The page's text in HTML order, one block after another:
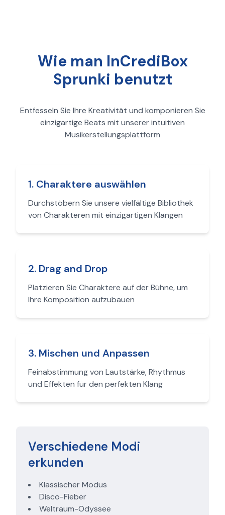
Wie man InCrediBox
Sprunki benutzt
Entfesseln Sie Ihre Kreativität und komponieren Sie
einzigartige Beats mit unserer intuitiven
Musikerstellungsplattform
1. Charaktere auswählen
Durchstöbern Sie unsere vielfältige Bibliothek
von Charakteren mit einzigartigen Klängen
2. Drag and Drop
Platzieren Sie Charaktere auf der Bühne, um
Ihre Komposition aufzubauen
3. Mischen und Anpassen
Feinabstimmung von Lautstärke, Rhythmus
und Effekten für den perfekten Klang
Verschiedene Modi
erkunden
Klassischer Modus
Disco-Fieber
Weltraum-Odyssee